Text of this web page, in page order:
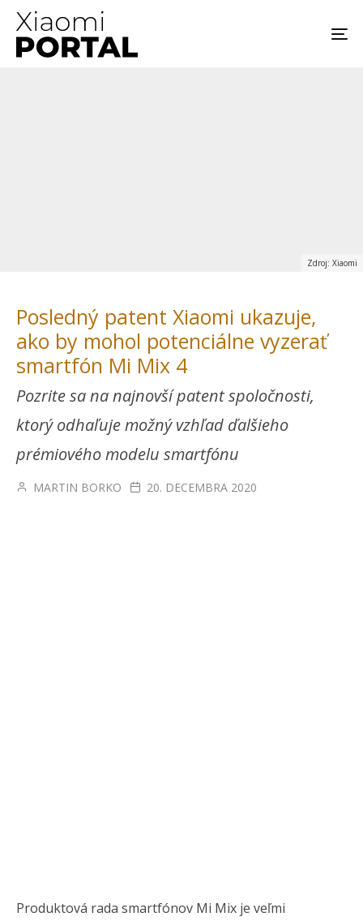
Zdroj: Xiaomi
Posledný patent Xiaomi ukazuje,
ako by mohol potenciálne vyzerať
smartfón Mi Mix 4
Pozrite sa na najnovší patent spoločnosti,
ktorý odhaľuje možný vzhľad ďalšieho
prémiového modelu smartfónu
MARTIN BORKO 20. DECEMBRA 2020
Produktová rada smartfónov Mi Mix je veľmi